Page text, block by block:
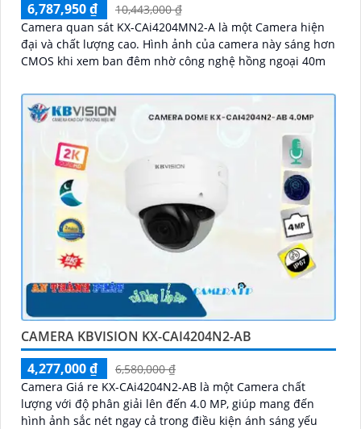
6,787,950 ₫
10,443,000 ₫
Camera quan sát KX-CAi4204MN2-A là một Camera hiện
đại và chất lượng cao. Hình ảnh của camera này sáng hơn
CMOS khi xem ban đêm nhờ công nghệ hồng ngoại 40m
CAMERA KBVISION KX-CAI4204N2-AB
4,277,000 ₫
6,580,000 ₫
Camera Giá re KX-CAi4204N2-AB là một Camera chất
lượng với độ phân giải lên đến 4.0 MP, giúp mang đến
hình ảnh sắc nét ngay cả trong điều kiện ánh sáng yếu